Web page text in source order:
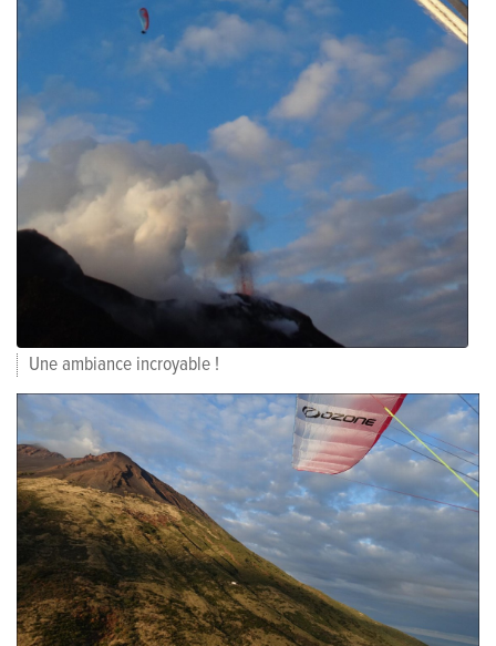
Une ambiance incroyable !